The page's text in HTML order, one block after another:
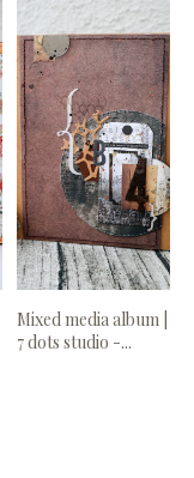
Mixed media album |
7 dots studio -...